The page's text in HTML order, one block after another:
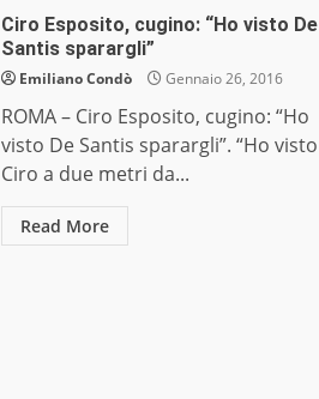
Ciro Esposito, cugino: “Ho visto De
Santis sparargli”
Emiliano Condò Gennaio 26, 2016
ROMA – Ciro Esposito, cugino: “Ho
visto De Santis sparargli”. “Ho visto
Ciro a due metri da...
Read More